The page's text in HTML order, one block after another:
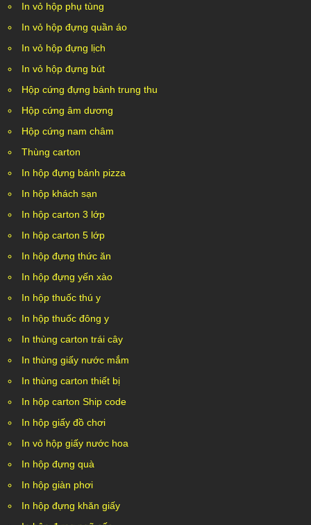
In vỏ hộp phụ tùng
In vỏ hộp đựng quần áo
In vỏ hộp đựng lịch
In vỏ hộp đựng bút
Hộp cứng đựng bánh trung thu
Hộp cứng âm dương
Hộp cứng nam châm
Thùng carton
In hộp đựng bánh pizza
In hộp khách sạn
In hộp carton 3 lớp
In hộp carton 5 lớp
In hộp đựng thức ăn
In hộp đựng yến xào
In hộp thuốc thú y
In hộp thuốc đông y
In thùng carton trái cây
In thùng giấy nước mắm
In thùng carton thiết bị
In hộp carton Ship code
In hộp giấy đồ chơi
In vỏ hộp giấy nước hoa
In hộp đựng quà
In hộp giàn phơi
In hộp đựng khăn giấy